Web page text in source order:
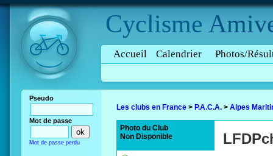
Cyclisme
Accueil Calendrier Photos/
Pseudo
Mot de passe
Mot de passe perdu
Les clubs en France > P.A.C.A. > Alpes
Photo du Club
Non Disponible